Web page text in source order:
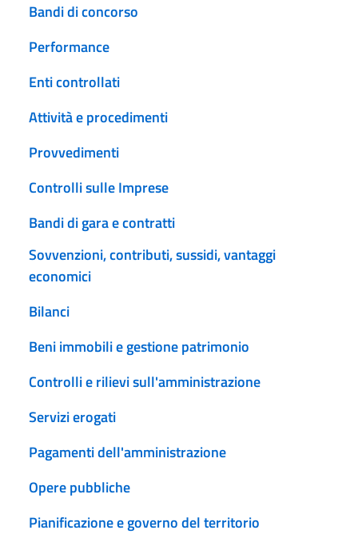
Bandi di concorso
Performance
Enti controllati
Attività e procedimenti
Provvedimenti
Controlli sulle Imprese
Bandi di gara e contratti
Sovvenzioni, contributi, sussidi, vantaggi
economici
Bilanci
Beni immobili e gestione patrimonio
Controlli e rilievi sull'amministrazione
Servizi erogati
Pagamenti dell'amministrazione
Opere pubbliche
Pianificazione e governo del territorio